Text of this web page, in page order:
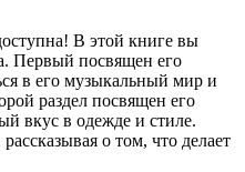
В этой книге вы
Первый посвящен его
в его музыкальный мир и
раздел посвящен его
вкус в одежде и стиле.
о том, что делает